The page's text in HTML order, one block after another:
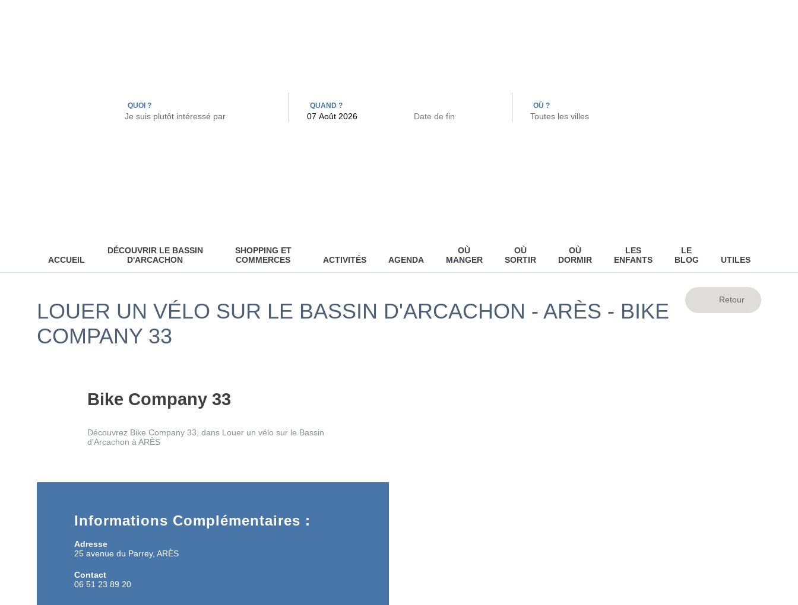
QUOI ? QUAND ? OÙ ?
ACCUEIL
DÉCOUVRIR LE BASSIN
D'ARCACHON
SHOPPING ET
COMMERCES
ACTIVITÉS AGENDA
OÙ
MANGER
OÙ
SORTIR
OÙ
DORMIR
LES
ENFANTS
LE
BLOG
UTILES
LOUER UN VÉLO SUR LE BASSIN D'ARCACHON - ARÈS - BIKE
COMPANY 33
Bike Company 33
Découvrez Bike Company 33, dans Louer un vélo sur le Bassin
d'Arcachon à ARÈS
Informations Complémentaires :
Adresse
25 avenue du Parrey, ARÈS
Contact
06 51 23 89 20